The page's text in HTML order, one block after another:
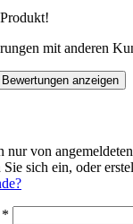
mit anderen
Bewertungen anzeigen
nur von
sich ein, oder
*